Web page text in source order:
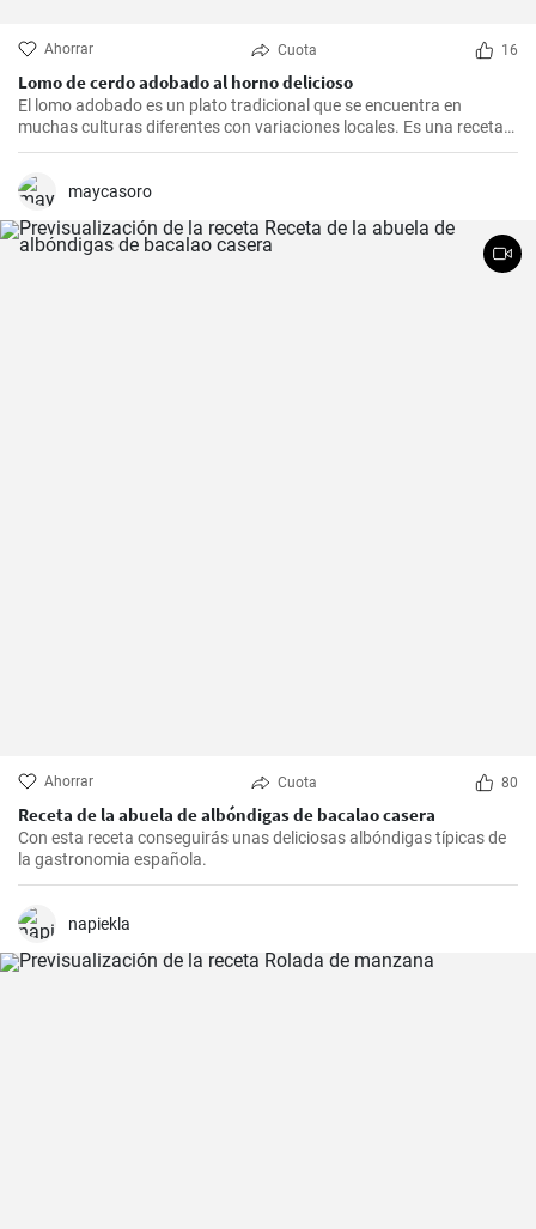
Ahorrar Cuota 16
Lomo de cerdo adobado al horno delicioso
El lomo adobado es un plato tradicional que se encuentra en
muchas culturas diferentes con variaciones locales. Es una receta
sencilla y deliciosa que consiste en una pieza jugosa de lomo de
antes de ser asado hasta quedar tierno y sabroso. Es excelente
para una cena en familia o una comida especial.
maycasoro
Ahorrar Cuota 80
Receta de la abuela de albóndigas de bacalao casera
Con esta receta conseguirás unas deliciosas albóndigas típicas de
la gastronomia española.
napiekla